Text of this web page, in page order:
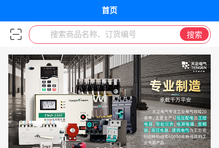
首页
搜索商品名称、订货编号 搜索
宏伟天马与网易严选达成品牌合作